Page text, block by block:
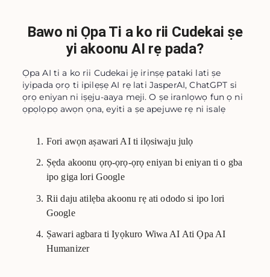
Bawo ni Ọpa Ti a ko rii Cudekai ṣe
yi akoonu AI rẹ pada?
Ọpa AI ti a ko rii Cudekai jẹ irinṣẹ pataki lati ṣe
iyipada ọrọ ti ipilẹṣẹ AI rẹ lati JasperAI, ChatGPT si
ọrọ eniyan ni iṣẹju-aaya meji. O ṣe iranlọwọ fun ọ ni
ọpọlọpọ awọn ọna, eyiti a ṣe apejuwe rẹ ni isalẹ
Fori awọn aṣawari AI ti ilọsiwaju julọ
Ṣẹda akoonu ọrọ-ọrọ-ọrọ eniyan bi eniyan ti o gba
ipo giga lori Google
Rii daju atilẹba akoonu rẹ ati ododo si ipo lori
Google
Ṣawari agbara ti Iyọkuro Wiwa AI Ati Ọpa AI
Humanizer